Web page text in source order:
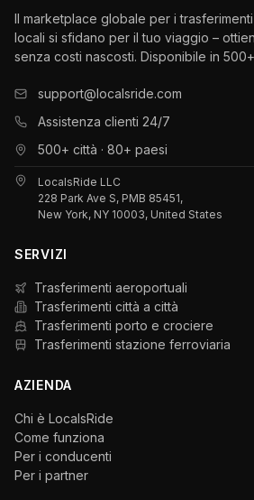
Il marketplace globale per i
locali si sfidano per il tuo viaggio –
senza costi nascosti. Disponibile in
support@localsride.com
Assistenza clienti 24/7
500+ città · 80+ paesi
LocalsRide LLC
228 Park Ave S, PMB 85451,
New York, NY 10003, United States
SERVIZI
Trasferimenti aeroportuali
Trasferimenti città a città
Trasferimenti porto e crociere
Trasferimenti stazione ferroviaria
AZIENDA
Chi è LocalsRide
Come funziona
Per i conducenti
Per i partner